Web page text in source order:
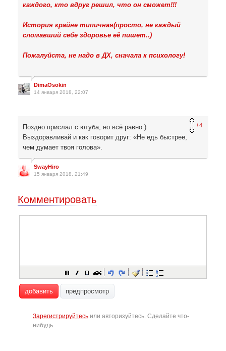
каждого, кто вдруг решил, что он сможет!!!
История крайне типичная(просто, не каждый
сломавший себе здоровье её пишет..)
Пожалуйста, не надо в ДХ, сначала к психологу!
DimaOsokin
14 января 2018, 22:07
+4
Поздно прислал с ютуба, но всё равно )
Выздоравливай и как говорит друг: «Не едь быстрее,
чем думает твоя голова».
SwayHiro
15 января 2018, 21:49
Комментировать
добавить предпросмотр
Зарегистрируйтесь или авторизуйтесь. Сделайте что-
нибудь.